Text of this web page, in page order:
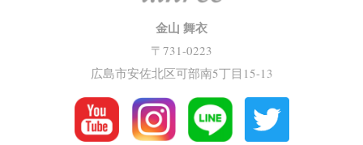
金山 舞衣
〒731-0223
広島市安佐北区可部南5丁目15-13